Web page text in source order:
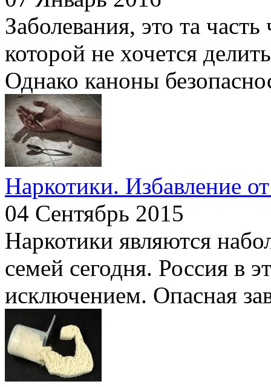
Заболевания, это та
которой не хочется
Однако каноны
Наркотики. Избавление
04 Сентябрь 2015
Наркотики являются
семей сегодня. Россия в
исключением. Опасная